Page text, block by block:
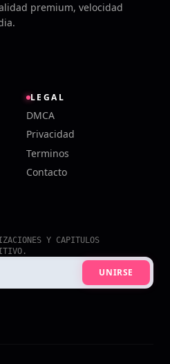
premium, velocidad
LEGAL
DMCA
Privacidad
Terminos
Contacto
Y CAPITULOS
UNIRSE